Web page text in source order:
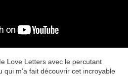
Love Letters avec le percutant
qui m’a fait découvrir cet incroyable